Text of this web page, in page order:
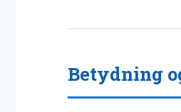
Betydning